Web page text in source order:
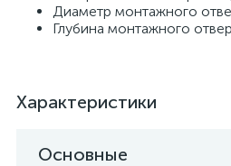
Диаметр монтажного
Глубина монтажного
Характеристики
Основные